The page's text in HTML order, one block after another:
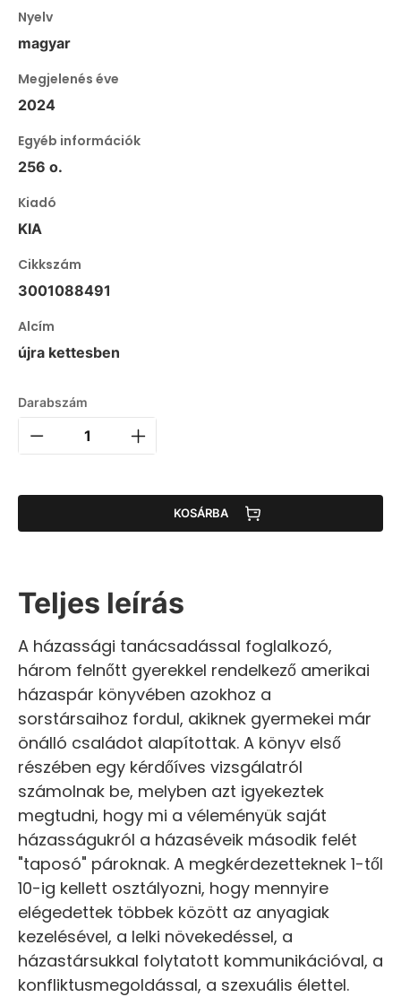
Nyelv
magyar
Megjelenés éve
2024
Egyéb információk
256 o.
Kiadó
KIA
Cikkszám
3001088491
Alcím
újra kettesben
Darabszám
KOSÁRBA
Teljes leírás
A házassági tanácsadással foglalkozó,
három felnőtt gyerekkel rendelkező amerikai
házaspár könyvében azokhoz a
sorstársaihoz fordul, akiknek gyermekei már
önálló családot alapítottak. A könyv első
részében egy kérdőíves vizsgálatról
számolnak be, melyben azt igyekeztek
megtudni, hogy mi a véleményük saját
házasságukról a házaséveik második felét
"taposó" pároknak. A megkérdezetteknek 1-től
10-ig kellett osztályozni, hogy mennyire
elégedettek többek között az anyagiak
kezelésével, a lelki növekedéssel, a
házastársukkal folytatott kommunikációval, a
konfliktusmegoldással, a szexuális élettel.